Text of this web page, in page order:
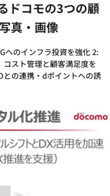
ドコモの3つの顧
真・画像
へのインフラ投資を強化 2:
スト管理と顧客満足度を
の連携・dポイントへの誘